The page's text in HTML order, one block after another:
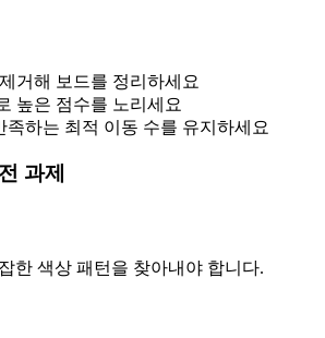
거해 보드를 정리하세요
높은 점수를 노리세요
족하는 최적 이동 수를 유지하세요
과제
한 색상 패턴을 찾아내야 합니다.